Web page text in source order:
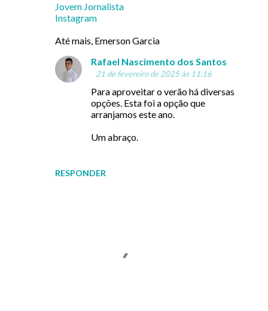
Jovem Jornalista
Instagram
Até mais, Emerson Garcia
RESPONDER
Rafael Nascimento dos Santos
21 de fevereiro de 2025 às 11:16
Para aproveitar o verão há diversas
opções. Esta foi a opção que
arranjamos este ano.
Um abraço.